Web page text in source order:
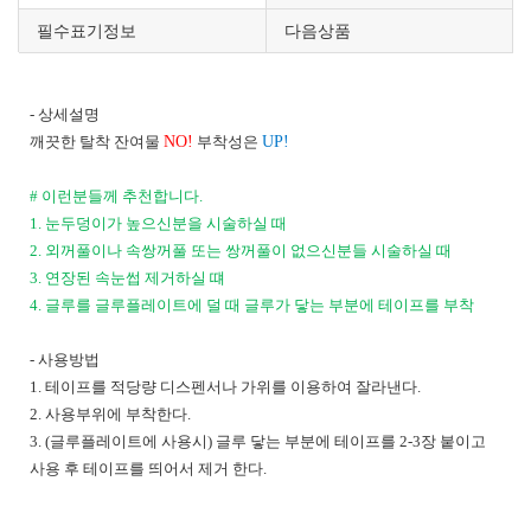
필수표기정보 다음상품
- 상세설명
깨끗한 탈착 잔여물 NO! 부착성은 UP!
# 이런분들께 추천합니다.
1. 눈두덩이가 높으신분을 시술하실 때
2. 외꺼풀이나 속쌍꺼풀 또는 쌍꺼풀이 없으신분들 시술하실 때
3. 연장된 속눈썹 제거하실 떄
4. 글루를 글루플레이트에 덜 때 글루가 닿는 부분에 테이프를 부착
- 사용방법
1. 테이프를 적당량 디스펜서나 가위를 이용하여 잘라낸다.
2. 사용부위에 부착한다.
3. (글루플레이트에 사용시) 글루 닿는 부분에 테이프를 2-3장 붙이고
사용 후 테이프를 띄어서 제거 한다.